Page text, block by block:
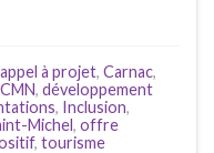
appel à projet, Carnac,
CMN, développement
, Inclusion,
Michel, offre
, tourisme